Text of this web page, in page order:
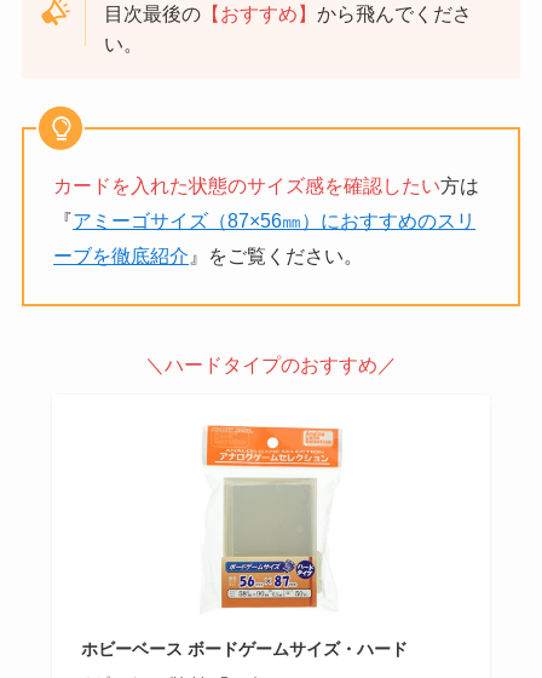
目次最後の 【おすすめ】から飛んでくださ
い。
カードを入れた状態のサイズ感を確認したい方は
『アミーゴサイズ（87×56㎜）におすすめのスリ
ーブを徹底紹介 』をご覧ください。
＼ハードタイプのおすすめ／
ホビーベース ボードゲームサイズ・ハード